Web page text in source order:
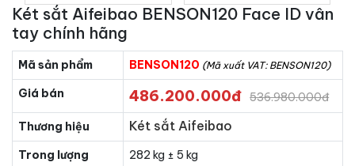
Két sắt Aifeibao BENSON120 Face ID vân
tay chính hãng
Mã sản phẩm BENSON120 (Mã xuất VAT: BENSON120)
Giá bán 486.200.000đ 536.980.000đ
Thương hiệu Két sắt Aifeibao
Trong lượng
282 kg ± 5 kg